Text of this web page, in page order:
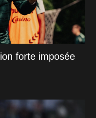
forte imposée